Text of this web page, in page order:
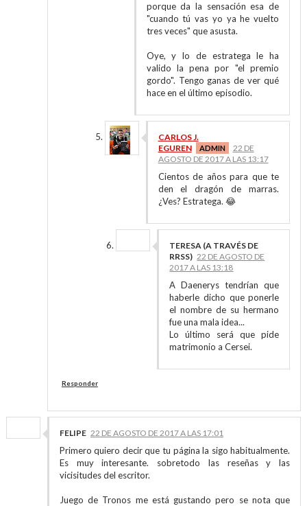
porque da la sensación esa de
"cuando tú vas yo ya he vuelto
tres veces" que asusta.
Oye, y lo de estratega le ha
valido la pena por "el premio
gordo". Tengo ganas de ver qué
hace en el último episodio.
CARLOS J.
EGUREN
22 DE
AGOSTO DE 2017 A LAS 13:17
Cientos de años para que te
den el dragón de marras.
¿Ves? Estratega. 😂
TERESA (A TRAVÉS DE
RRSS) 22 DE AGOSTO DE
2017 A LAS 13:18
A Daenerys tendrían que
haberle dicho que ponerle
el nombre de su hermano
fue una mala idea...
Lo último será que pide
matrimonio a Cersei.
Responder
FELIPE 22 DE AGOSTO DE 2017 A LAS 17:01
Primero quiero decir que tu página la sigo habitualmente.
Es muy interesante. sobretodo las reseñas y las
vicisitudes del escritor.
Juego de Tronos me está gustando pero se nota que